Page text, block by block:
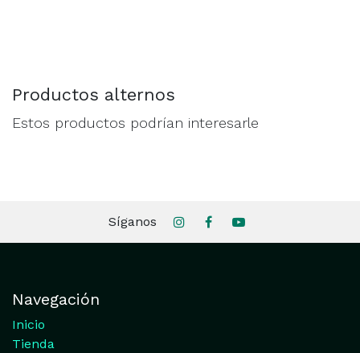
Productos alternos
Estos productos podrían interesarle
Síganos
Navegación
Inicio
Tienda